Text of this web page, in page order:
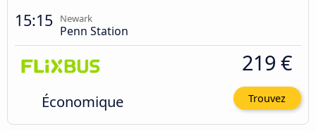
15:15 Newark
Penn Station
Économique
219 €
Trouvez